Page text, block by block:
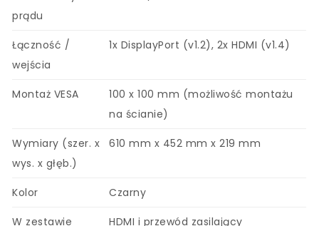
prądu
Łączność /
wejścia
1x DisplayPort (v1.2), 2x HDMI (v1.4)
Montaż VESA
100 x 100 mm (możliwość montażu
na ścianie)
Wymiary (szer. x
wys. x głęb.)
610 mm x 452 mm x 219 mm
Kolor Czarny
W zestawie HDMI i przewód zasilający